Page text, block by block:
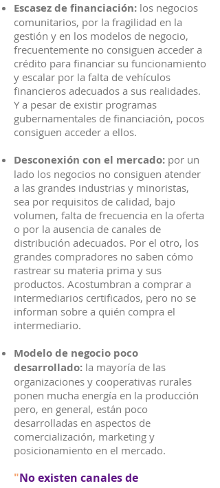
Escasez de financiación: los negocios
comunitarios, por la fragilidad en la
gestión y en los modelos de negocio,
frecuentemente no consiguen acceder a
crédito para financiar su funcionamiento
y escalar por la falta de vehículos
financieros adecuados a sus realidades.
Y a pesar de existir programas
gubernamentales de financiación, pocos
consiguen acceder a ellos.
Desconexión con el mercado: por un
lado los negocios no consiguen atender
a las grandes industrias y minoristas,
sea por requisitos de calidad, bajo
volumen, falta de frecuencia en la oferta
o por la ausencia de canales de
distribución adecuados. Por el otro, los
grandes compradores no saben cómo
rastrear su materia prima y sus
productos. Acostumbran a comprar a
intermediarios certificados, pero no se
informan sobre a quién compra el
intermediario.
Modelo de negocio poco
desarrollado: la mayoría de las
organizaciones y cooperativas rurales
ponen mucha energía en la producción
pero, en general, están poco
desarrolladas en aspectos de
comercialización, marketing y
posicionamiento en el mercado.
"No existen canales de